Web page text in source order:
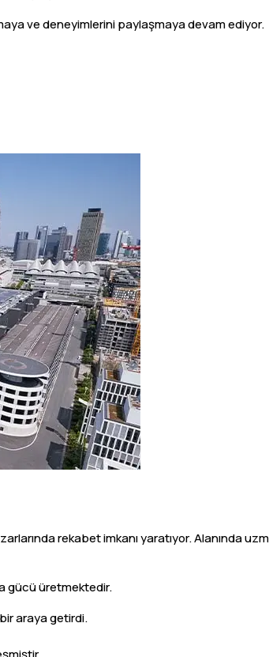
ve deneyimlerini paylaşmaya devam ediyor.
rekabet imkanı yaratıyor. Alanında
gücü üretmektedir.
araya getirdi.